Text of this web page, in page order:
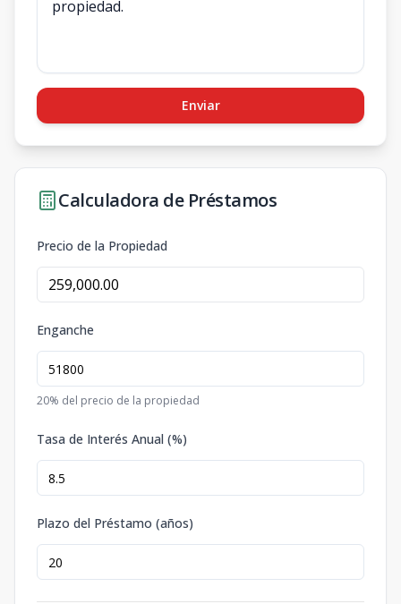
Enviar
Calculadora de Préstamos
Precio de la Propiedad
Enganche
20% del precio de la propiedad
Tasa de Interés Anual (%)
Plazo del Préstamo (años)